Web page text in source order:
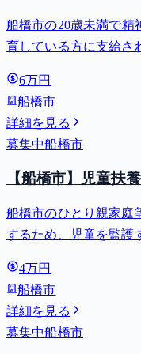
船橋市の20歳未満で精
育している方に支給さ
6万円
船橋市
詳細を見る
募集中船橋市
【船橋市】児童扶
船橋市のひとり親家庭
するため、児童を監護
4万円
船橋市
詳細を見る
募集中船橋市